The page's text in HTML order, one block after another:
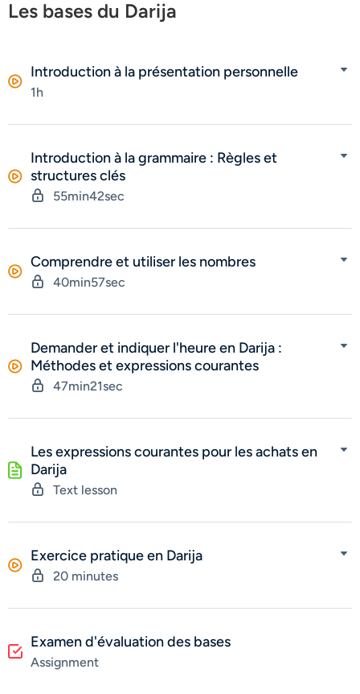
Les bases du Darija
Introduction à la présentation personnelle
1h
Introduction à la grammaire : Règles et
structures clés
55min42sec
Comprendre et utiliser les nombres
40min57sec
Demander et indiquer l'heure en Darija :
Méthodes et expressions courantes
47min21sec
Les expressions courantes pour les achats en
Darija
Text lesson
Exercice pratique en Darija
20 minutes
Examen d'évaluation des bases
Assignment